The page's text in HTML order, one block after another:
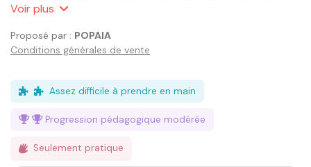
vous dans l’équipe de foot.
école ? De ne pas réussir à t’affirmer quand tu as 8, 10 ou
12 ans ? Il est temps de passer à l’action ! D’oser venir en
moqueries, d’assumer ta taille et de faire fi du « nain de
accepter ta couleur de peau, ta différence de culture,
tes deux mères, ton bégaiement, ta nullité en math, tes
difficultés en gym et tout ce qui donne envie aux autres
Voirplus
Proposé par : POPAIA
Conditions générales de vente
Assez difficile à prendre en main
Progression pédagogique modérée
Seulement pratique